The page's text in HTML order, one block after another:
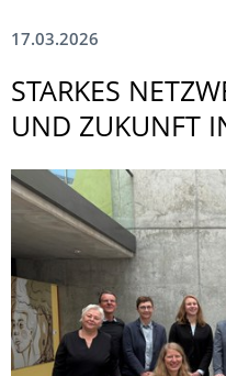
17.03.2026
STARKES
UND ZUKUNFT